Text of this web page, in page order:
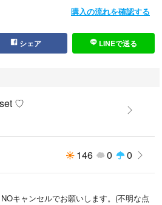
購入の流れを確認する
シェア LINEで送る
♡
146 0 0
キャンセルでお願いします。(不明な点